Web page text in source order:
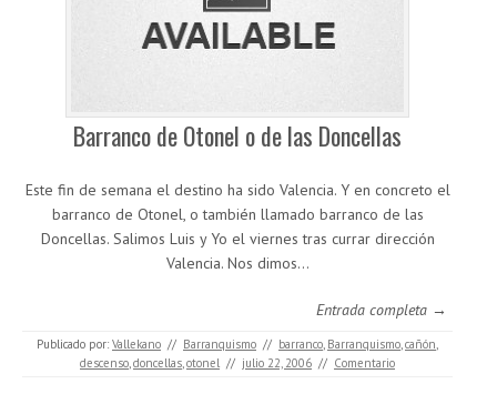
Barranco de Otonel o de las Doncellas
Este fin de semana el destino ha sido Valencia. Y en concreto el
barranco de Otonel, o también llamado barranco de las
Doncellas. Salimos Luis y Yo el viernes tras currar dirección
Valencia. Nos dimos…
Entrada completa →
Publicado por: Vallekano // Barranquismo // barranco, Barranquismo,cañón,
descenso,doncellas,otonel // julio 22, 2006 // Comentario